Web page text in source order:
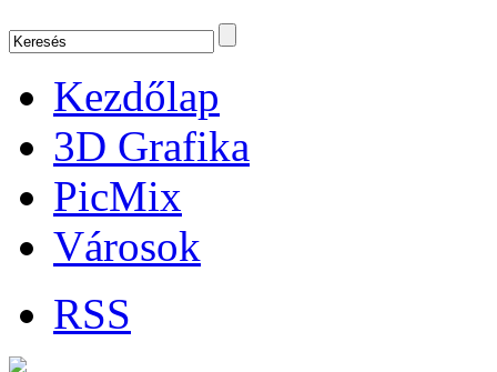
Kezdőlap
3D Grafika
PicMix
Városok
RSS